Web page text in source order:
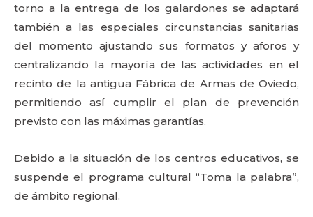
torno a la entrega de los galardones se adaptará
también a las especiales circunstancias sanitarias
del momento ajustando sus formatos y aforos y
centralizando la mayoría de las actividades en el
recinto de la antigua Fábrica de Armas de Oviedo,
permitiendo así cumplir el plan de prevención
previsto con las máximas garantías.
Debido a la situación de los centros educativos, se
suspende el programa cultural “Toma la palabra”,
de ámbito regional.